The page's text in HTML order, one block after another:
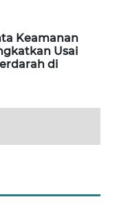
Keamanan
Usai
di